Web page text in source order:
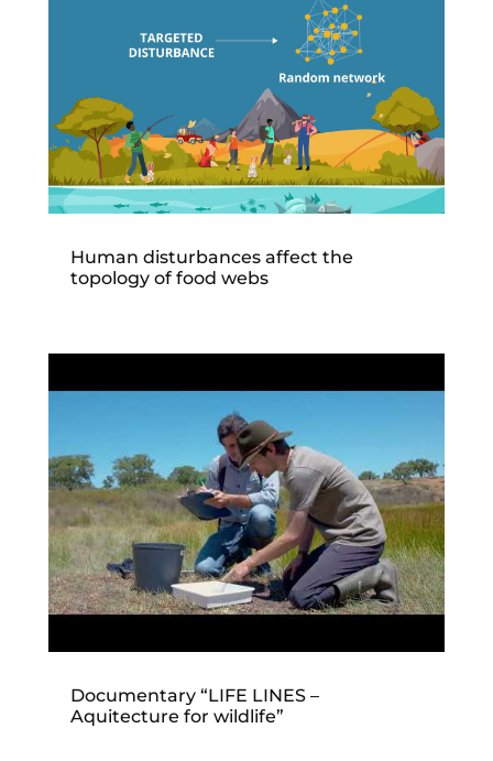
Human disturbances affect the
topology of food webs
Documentary “LIFE LINES –
Aquitecture for wildlife”